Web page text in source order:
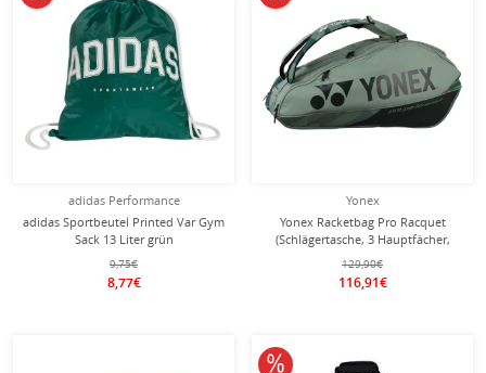
adidas Performance
adidas Sportbeutel Printed Var Gym
Sack 13 Liter grün
9,75€
8,77€
Yonex
Yonex Racketbag Pro Racquet
(Schlägertasche, 3 Hauptfächer,
Thermofach) 2024 olivegrün 9er
129,90€
116,91€
10% reduziert